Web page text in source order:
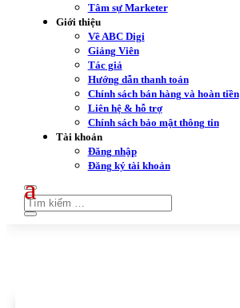
Tâm sự Marketer
Giới thiệu
Về ABC Digi
Giảng Viên
Tác giả
Hướng dẫn thanh toán
Chính sách bán hàng và hoàn tiền
Liên hệ & hỗ trợ
Chính sách bảo mật thông tin
Tài khoản
Đăng nhập
Đăng ký tài khoản